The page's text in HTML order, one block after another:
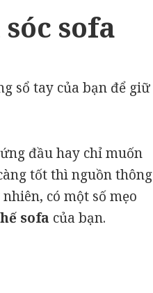
sofa
sổ tay của bạn để giữ
đầu hay chỉ muốn
tốt thì nguồn thông
có một số mẹo
sofa của bạn.